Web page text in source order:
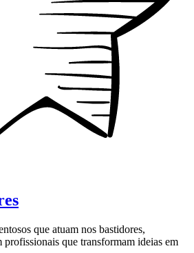
que atuam nos bastidores,
profissionais que transformam ideias em